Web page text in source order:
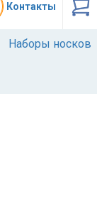
Контакты
Наборы носков